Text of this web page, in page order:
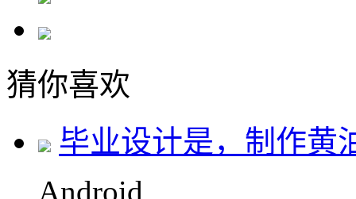
猜你喜欢
毕业设计是，制作黄
Android